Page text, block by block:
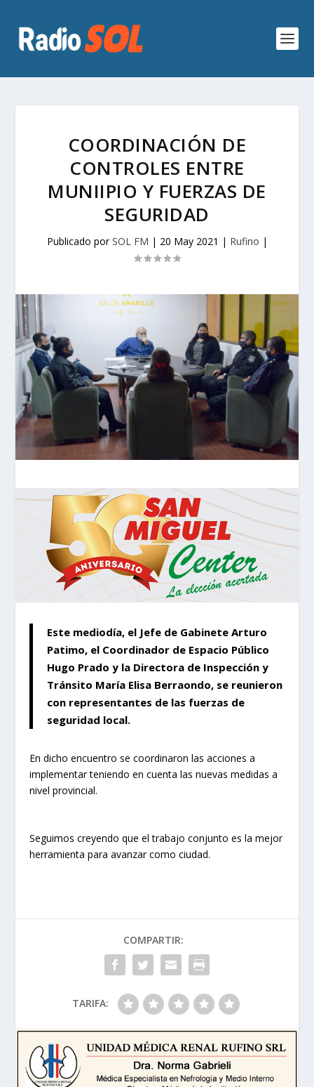
COORDINACIÓN DE
CONTROLES ENTRE
MUNIIPIO Y FUERZAS DE
SEGURIDAD
Publicado porSOL FM | 20 May 2021 | Rufino |
Este mediodía, el Jefe de Gabinete Arturo
Patimo, el Coordinador de Espacio Público
Hugo Prado y la Directora de Inspección y
Tránsito María Elisa Berraondo, se reunieron
con representantes de las fuerzas de
seguridad local.
En dicho encuentro se coordinaron las acciones a
implementar teniendo en cuenta las nuevas medidas a
nivel provincial.
Seguimos creyendo que el trabajo conjunto es la mejor
herramienta para avanzar como ciudad.
COMPARTIR:
TARIFA: